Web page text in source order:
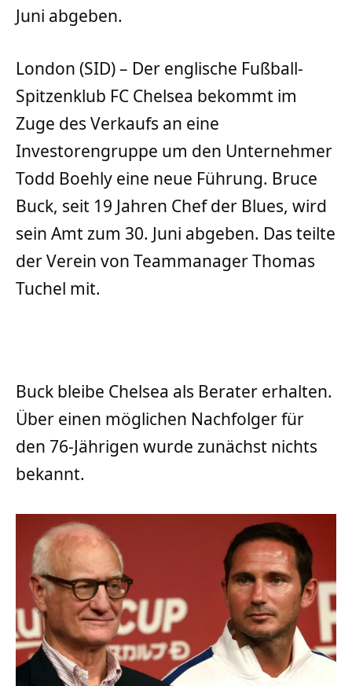
Juni abgeben.
London (SID) – Der englische Fußball-
Spitzenklub FC Chelsea bekommt im
Zuge des Verkaufs an eine
Investorengruppe um den Unternehmer
Todd Boehly eine neue Führung. Bruce
Buck, seit 19 Jahren Chef der Blues, wird
sein Amt zum 30. Juni abgeben. Das teilte
der Verein von Teammanager Thomas
Tuchel mit.
Buck bleibe Chelsea als Berater erhalten.
Über einen möglichen Nachfolger für
den 76-Jährigen wurde zunächst nichts
bekannt.